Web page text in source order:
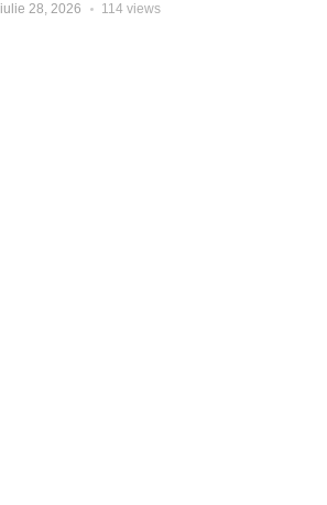
iulie 28, 2026 114 views